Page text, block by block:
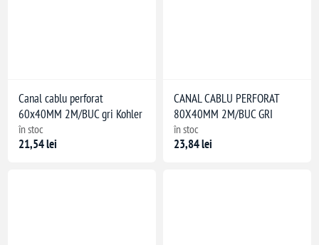
Canal cablu perforat
60x40MM 2M/BUC gri Kohler
în stoc
21,54 lei
CANAL CABLU PERFORAT
80X40MM 2M/BUC GRI
în stoc
23,84 lei